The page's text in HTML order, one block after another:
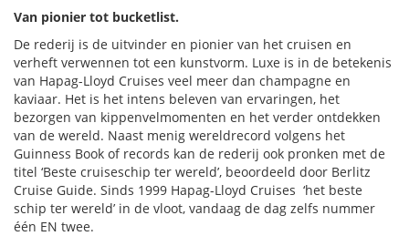
Van pionier tot bucketlist.
De rederij is de uitvinder en pionier van het cruisen en
verheft verwennen tot een kunstvorm. Luxe is in de betekenis
van Hapag-Lloyd Cruises veel meer dan champagne en
kaviaar. Het is het intens beleven van ervaringen, het
bezorgen van kippenvelmomenten en het verder ontdekken
van de wereld. Naast menig wereldrecord volgens het
Guinness Book of records kan de rederij ook pronken met de
titel ‘Beste cruiseschip ter wereld’, beoordeeld door Berlitz
Cruise Guide. Sinds 1999 Hapag-Lloyd Cruises ‘het beste
schip ter wereld’ in de vloot, vandaag de dag zelfs nummer
één EN twee.